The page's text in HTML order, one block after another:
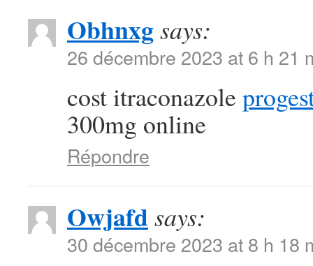
Obhnxgsays:
26 décembre 2023 at 6 h 21
cost itraconazole
300mg online
Répondre
Owjafdsays:
30 décembre 2023 at 8 h 18